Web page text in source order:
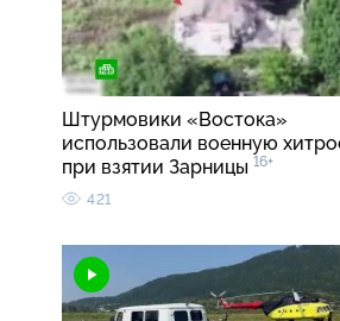
Штурмовики «Востока»
использовали военную
при взятии Зарницы 16+
421